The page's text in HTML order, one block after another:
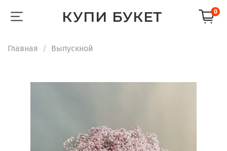
КУПИ БУКЕТ 0
Главная Выпускной